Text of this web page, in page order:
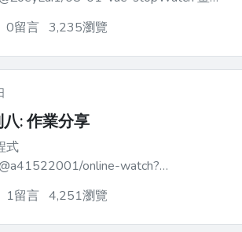
652f-4aa4-9b57-cb528318fb08-
0留言 3,235瀏覽
: 作業分享
式
online-watch?
online-note?
第三課 分帳應...
1留言 4,251瀏覽